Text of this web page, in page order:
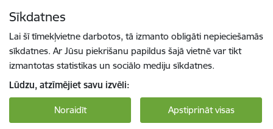
Sīkdatnes
Lai šī tīmekļvietne darbotos, tā izmanto obligāti nepieciešamās
sīkdatnes. Ar Jūsu piekrišanu papildus šajā vietnē var tikt
izmantotas statistikas un sociālo mediju sīkdatnes.
Lūdzu, atzīmējiet savu izvēli:
Noraidīt Apstiprināt visas